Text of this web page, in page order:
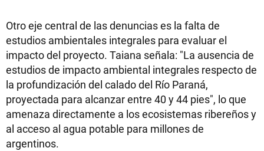
Otro eje central de las denuncias es la falta de
estudios ambientales integrales para evaluar el
impacto del proyecto. Taiana señala: "La ausencia de
estudios de impacto ambiental integrales respecto de
la profundización del calado del Río Paraná,
proyectada para alcanzar entre 40 y 44 pies", lo que
amenaza directamente a los ecosistemas ribereños y
al acceso al agua potable para millones de
argentinos.